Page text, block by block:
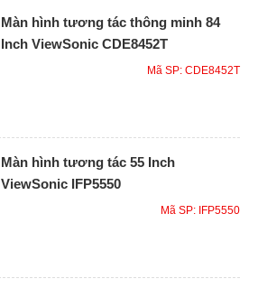
Màn hình tương tác thông minh 84
Inch ViewSonic CDE8452T
Mã SP: CDE8452T
Màn hình tương tác 55 Inch
ViewSonic IFP5550
Mã SP: IFP5550